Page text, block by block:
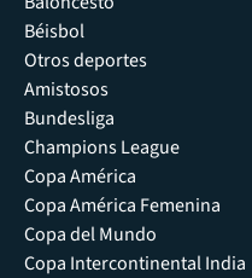
Béisbol
Otros deportes
Amistosos
Bundesliga
Champions League
Copa América
Copa América Femenina
Copa del Mundo
Copa Intercontinental India